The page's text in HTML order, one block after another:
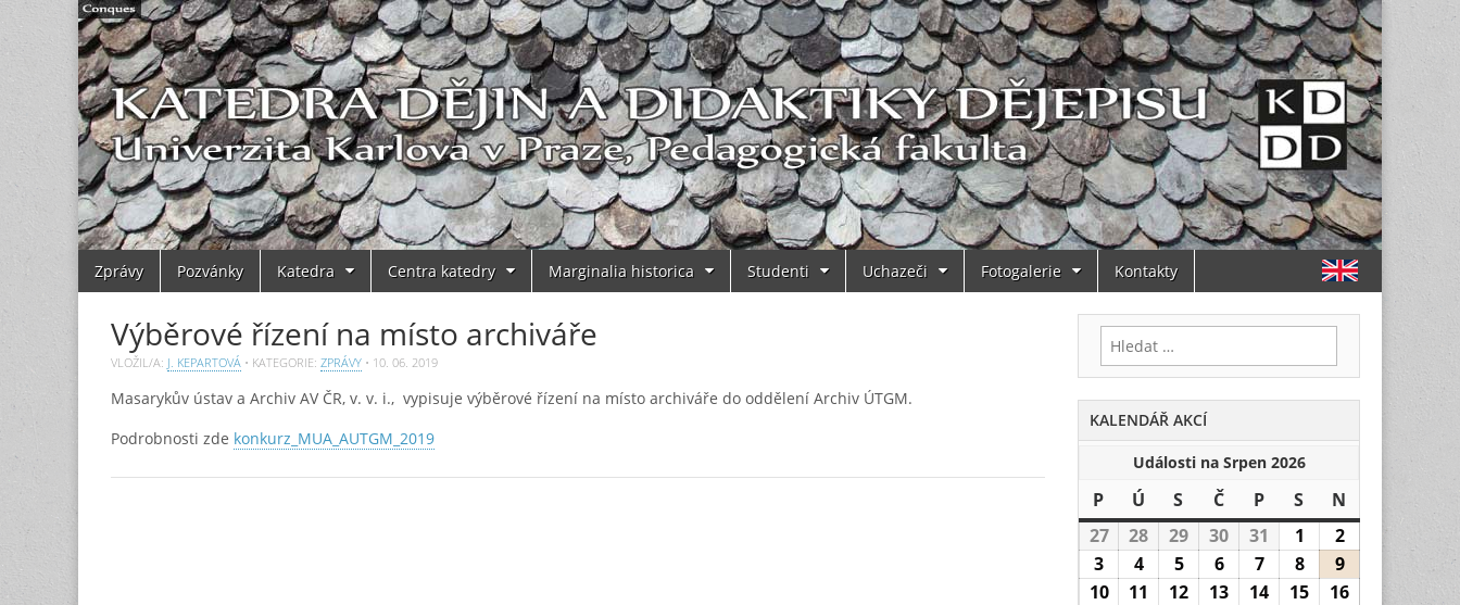
Main
menu
SkipZprávy Pozvánky Katedra Centra katedry Marginalia historica Studenti Uchazeči Fotogalerie Kontakty
Výběrové řízení na místo archiváře
VLOŽIL/A: J. KEPARTOVÁ • KATEGORIE: ZPRÁVY • 10. 06. 2019
Masarykův ústav a Archiv AV ČR, v. v. i., vypisuje výběrové řízení na místo archiváře do oddělení Archiv ÚTGM.
Podrobnosti zde konkurz_MUA_AUTGM_2019
Vyhledávání
KALENDÁŘ AKCÍ
Události na Srpen 2026
P Pondělí
Ú Úterý
S Středa
ČČtvrtek
PPátek
S Sobota
N
2727.7.2026
28 28.7.2026
29 29.7.2026
30 30.7.2026
31 31.7.2026
1 1.8.2026
22.8.2026
3 3.8.2026
44.8.2026
55.8.2026
66.8.2026
77.8.2026
88.8.2026
99.8.2026
1010.8.2026
11 11.8.2026
12 12.8.2026
13 13.8.2026
14 14.8.2026
15 15.8.2026
16 16.8.2026